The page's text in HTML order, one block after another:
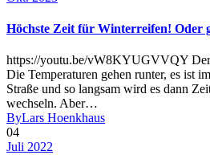
Höchste Zeit für Winterreifen! Oder
https://youtu.be/vW8KYUGVVQY Der
Die Temperaturen gehen runter, es ist
Straße und so langsam wird es dann
wechseln. Aber…
ByLars Hoenkhaus
04
Juli 2022